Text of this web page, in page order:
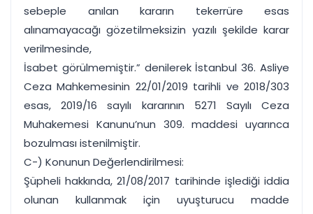
sebeple anılan kararın tekerrüre esas
alınamayacağı gözetilmeksizin yazılı şekilde karar
verilmesinde,
İsabet görülmemiştir.” denilerek İstanbul 36. Asliye
Ceza Mahkemesinin 22/01/2019 tarihli ve 2018/303
esas, 2019/16 sayılı kararının 5271 Sayılı Ceza
Muhakemesi Kanunu’nun 309. maddesi uyarınca
bozulması istenilmiştir.
C-) Konunun Değerlendirilmesi:
Şüpheli hakkında, 21/08/2017 tarihinde işlediği iddia
olunan kullanmak için uyuşturucu madde